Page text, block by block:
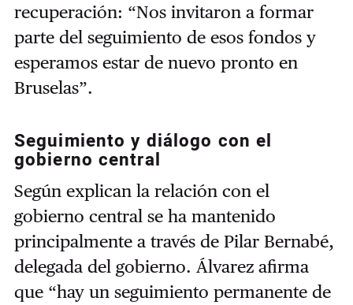
recuperación: “Nos invitaron a formar
parte del seguimiento de esos fondos y
esperamos estar de nuevo pronto en
Bruselas”.
Seguimiento y diálogo con el
gobierno central
Según explican la relación con el
gobierno central se ha mantenido
principalmente a través de Pilar Bernabé,
delegada del gobierno. Álvarez afirma
que “hay un seguimiento permanente de